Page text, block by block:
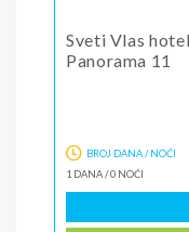
Sveti Vlas
Panorama 11
BROJ DANA / NOĆI
1 DANA/0 NOĆI